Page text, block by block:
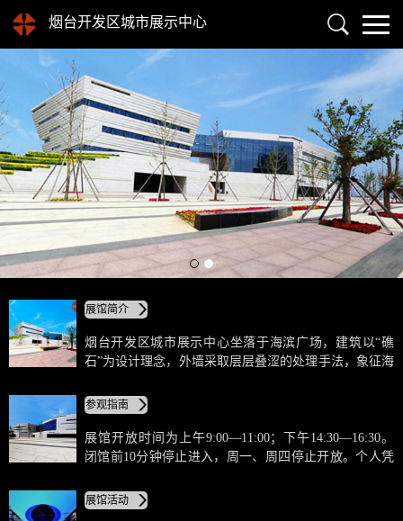
烟台开发区城市展示中心
展馆简介
烟台开发区城市展示中心坐落于海滨广场，建筑以“礁
石”为设计理念，外墙采取层层叠涩的处理手法，象征海
融合。城市展示中心融知识性、科技性、趣味性、互动
性于一体，高科技手段运用走在国内同类展馆前列。
参观指南
展馆开放时间为上午9:00—11:00；下午14:30—16:30。
闭馆前10分钟停止进入，周一、周四停止开放。个人凭
参观，团体参观需提前预约。如遇重大接待或临时性活
动，请遵从展示中心协调安排，已预约的团队由展示中
展馆活动